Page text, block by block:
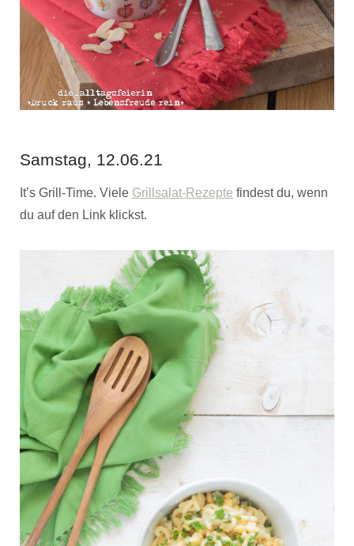
Samstag, 12.06.21
It’s Grill-Time. Viele Grillsalat-Rezepte findest du, wenn
du auf den Link klickst.